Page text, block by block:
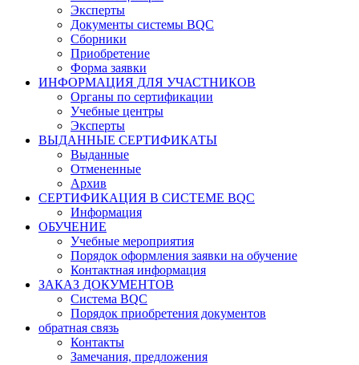
Эксперты
Документы системы BQC
Сборники
Приобретение
Форма заявки
ИНФОРМАЦИЯ ДЛЯ УЧАСТНИКОВ
Органы по сертификации
Учебные центры
Эксперты
ВЫДАННЫЕ СЕРТИФИКАТЫ
Выданные
Отмененные
Архив
СЕРТИФИКАЦИЯ В СИСТЕМЕ BQC
Информация
ОБУЧЕНИЕ
Учебные мероприятия
Порядок оформления заявки на обучение
Контактная информация
ЗАКАЗ ДОКУМЕНТОВ
Система BQC
Порядок приобретения документов
обратная связь
Контакты
Замечания, предложения